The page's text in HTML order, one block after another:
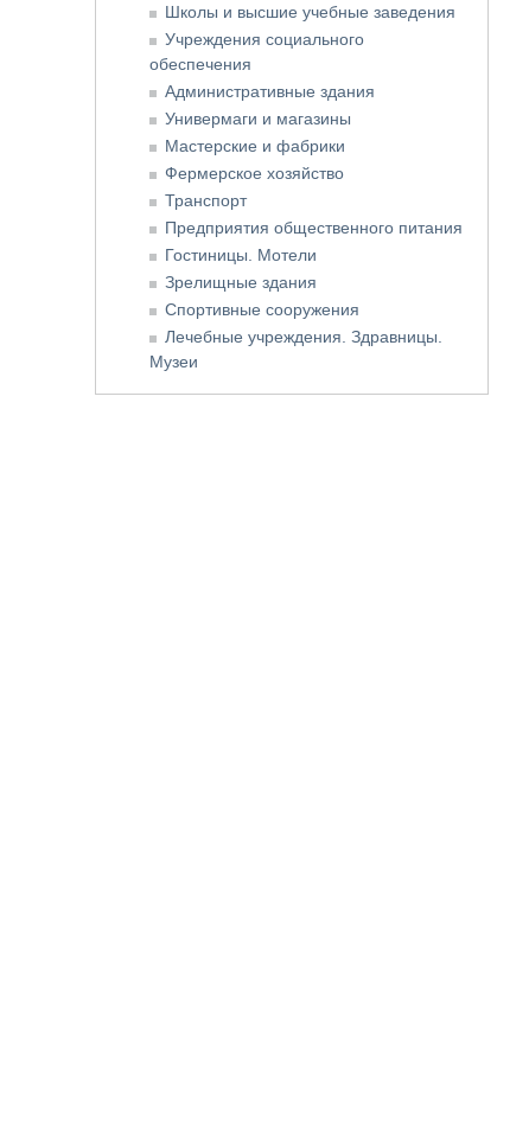
Школы и высшие учебные заведения
Учреждения социального
обеспечения
Административные здания
Универмаги и магазины
Мастерские и фабрики
Фермерское хозяйство
Транспорт
Предприятия общественного питания
Гостиницы. Мотели
Зрелищные здания
Спортивные сооружения
Лечебные учреждения. Здравницы.
Музеи